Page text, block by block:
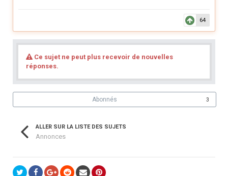
64
Ce sujet ne peut plus recevoir de nouvelles
réponses.
Abonnés 3
ALLER SUR LA LISTE DES SUJETS
Annonces